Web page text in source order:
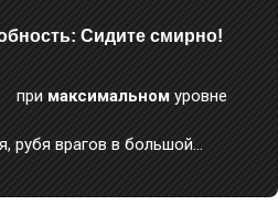
Сидите смирно!
при максимальномуровне
рубя врагов в большой
выполняет дробящий удар
физический урон.